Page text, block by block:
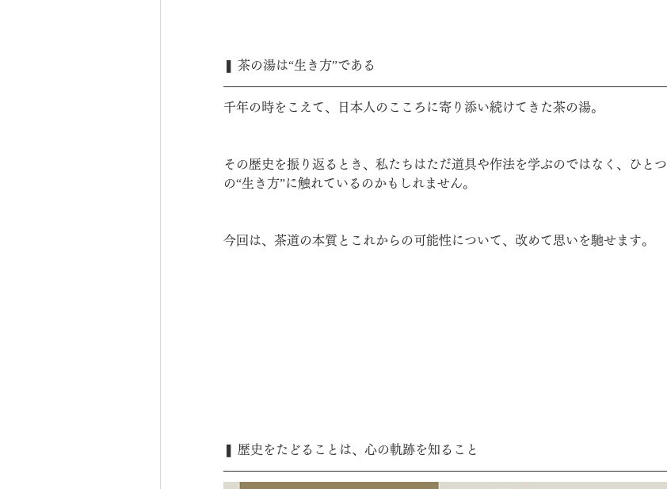
❚ 茶の湯は“生き方”である
千年の時をこえて、日本人のこころに寄り添い続けてきた茶の湯。
その歴史を振り返るとき、私たちはただ道具や作法を学ぶのではなく、ひとつ
の“生き方”に触れているのかもしれません。
今回は、茶道の本質とこれからの可能性について、改めて思いを馳せます。
❚ 歴史をたどることは、心の軌跡を知ること